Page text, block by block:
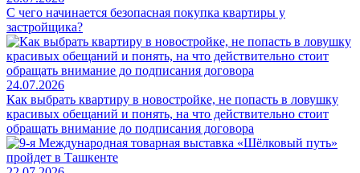
С чего начинается безопасная покупка квартиры у
застройщика?
24.07.2026
Как выбрать квартиру в новостройке, не попасть в ловушку
красивых обещаний и понять, на что действительно стоит
обращать внимание до подписания договора